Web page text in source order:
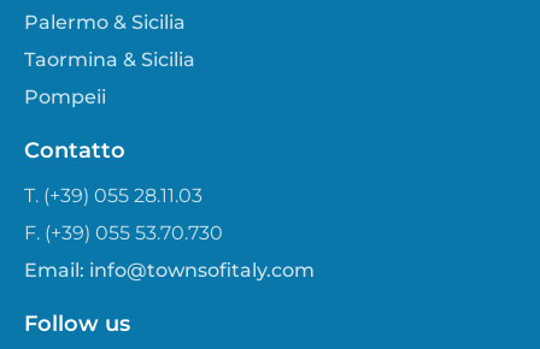
Palermo & Sicilia
Taormina & Sicilia
Pompeii
Contatto
T. (+39) 055 28.11.03
F. (+39) 055 53.70.730
Email: info@townsofitaly.com
Follow us